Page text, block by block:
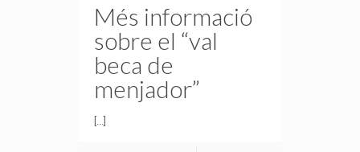
Més informació
sobre el “val
beca de
menjador”
[...]